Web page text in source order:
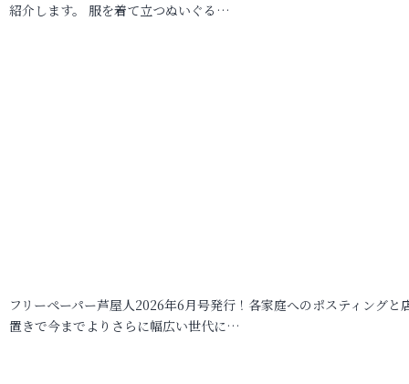
紹介します。 服を着て立つぬいぐる…
フリーペーパー芦屋人2026年6月号発行！各家庭へのポスティングと
置きで今までよりさらに幅広い世代に…